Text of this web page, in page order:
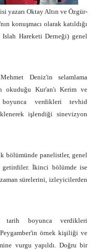
yazarı Oktay Altın ve Özgür-
konuşmacı olarak katıldığı
Hareketi Derneği) genel
Deniz'in selamlama
okuduğu Kur'an'ı Kerim ve
verdikleri tevhid
işlendiği sinevizyon
bölümünde panelistler, genel
İkinci bölümde ise
sürelerini, izleyicilerden
tarih boyunca verdikleri
örnek kişiliği ve
vurgu yapıldı. Doğru bir